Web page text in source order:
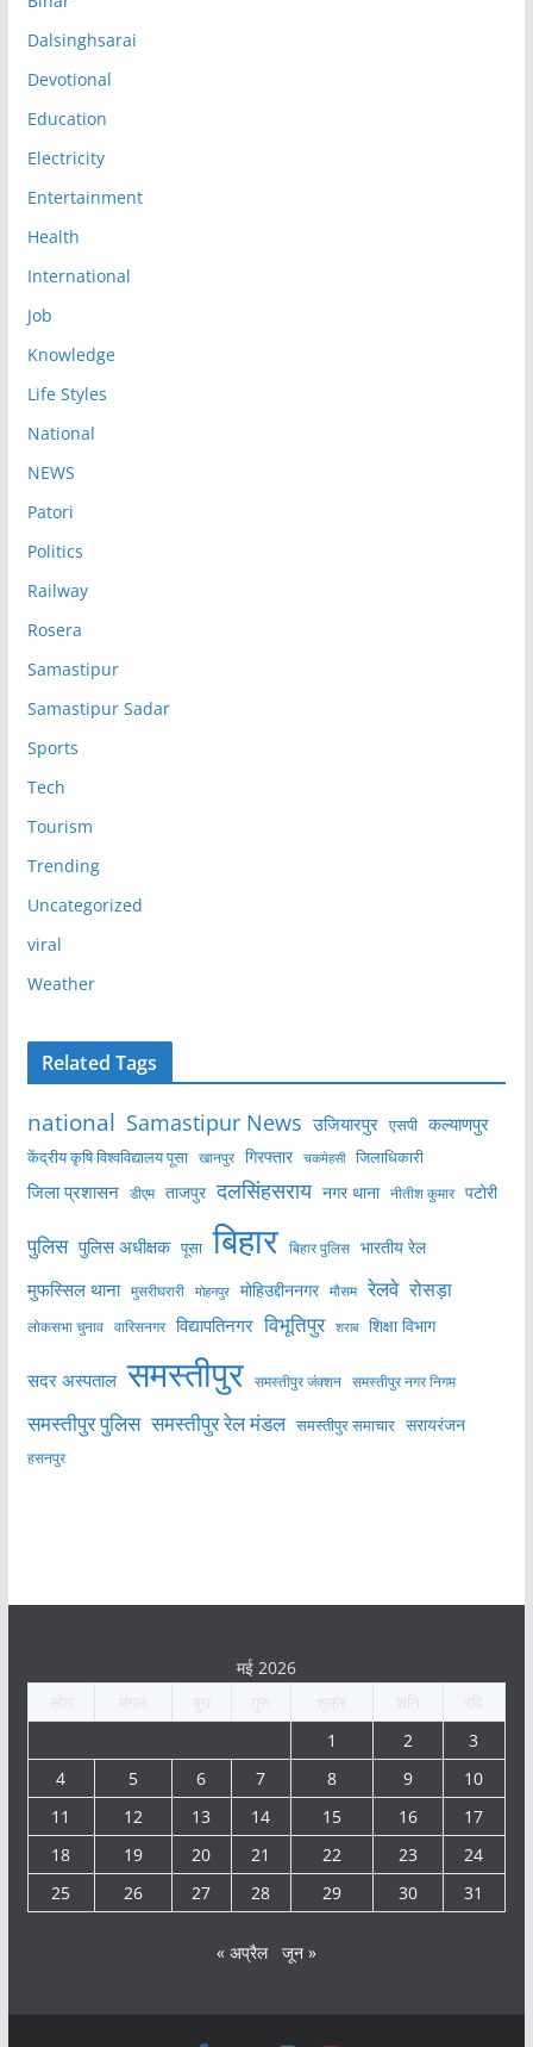
Dalsinghsarai
Devotional
Education
Electricity
Entertainment
Health
International
Job
Knowledge
Life Styles
National
NEWS
Patori
Politics
Railway
Rosera
Samastipur
Samastipur Sadar
Sports
Tech
Tourism
Trending
Uncategorized
viral
Weather
Related Tags
national Samastipur News उजियारपुर एसपी कल्याणपुर
केंद्रीय कृषि विश्वविद्यालय पूसा खानपुर गिरफ्तार चकमेहसी जिलाधिकारी
जिला प्रशासन डीएम ताजपुर दलसिंहसराय नगर थाना नीतीश कुमार पटोरी
पुलिस पुलिस अधीक्षक पूसा बिहार बिहार पुलिस भारतीय रेल
मुफस्सिल थाना मुसरीघरारी मोहनपुर मोहिउद्दीननगर मौसम रेलवे रोसड़ा
लोकसभा चुनाव वारिसनगर विद्यापतिनगर विभूतिपुर शराब शिक्षा विभाग
सदर अस्पताल समस्तीपुर समस्तीपुर जंक्शन समस्तीपुर नगर निगम
समस्तीपुर पुलिस समस्तीपुर रेल मंडल समस्तीपुर समाचार सरायरंजन
हसनपुर
मई 2026
1
2
3
4
5 6 7 8 9
10
11
12 13 14 15 16
17
18
19 20 21 22 23
24
25
26 27 28 29 30 31
« अप्रैल जून »